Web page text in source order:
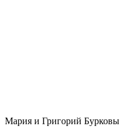
Мария и Григорий Бурковы